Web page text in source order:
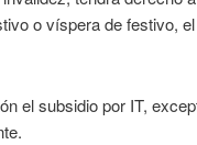
o víspera de festivo,
el subsidio por IT,